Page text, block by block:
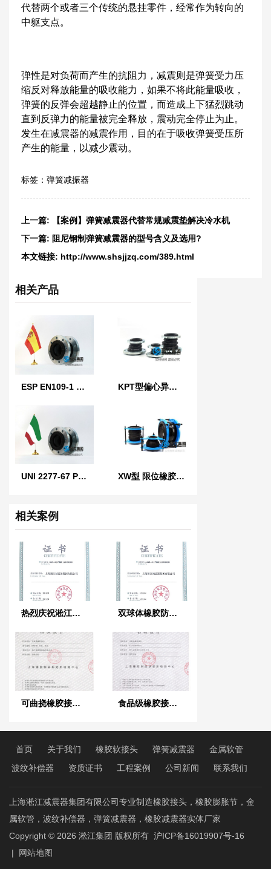
代替两个或者三个传统的悬挂零件，经常作为转向的
中躯支点。
弹性是对负荷而产生的抗阻力，减震则是弹簧受力压
缩反对释放能量的吸收能力，如果不将此能量吸收，
弹簧的反弹会超越静止的位置，而造成上下猛烈跳动
直到反弹力的能量被完全释放，震动完全停止为止。
发生在减震器的减震作用，目的在于吸收弹簧受压所
产生的能量，以减少震动。
标签： 弹簧减振器
上一篇:
【案例】弹簧减震器代替常规减震垫解决冷水机
下一篇: 阻尼钢制弹簧减震器的型号含义及选用?
本文链接: http://www.shsjjzq.com/389.html
相关产品
ESP EN109-1 西班牙标准橡胶膨胀节 KPT型偏心异径橡胶接头
UNI 2277-67 PN10 意大利标准橡胶膨胀节 XW型 限位橡胶接头
相关案例
热烈庆祝淞江集团荣获《上海市安全生产标准证书》 双球体橡胶防震接头安装技巧讲解
可曲挠橡胶接头检验报告 食品级橡胶接头检验报告
首页 关于我们 橡胶软接头 弹簧减震器
金属软管
波纹补偿器
资质证书 工程案例 公司新闻 联系我们
上海淞江减震器集团有限公司专业制造橡胶接头，橡胶膨胀节，金
属软管，波纹补偿器，弹簧减震器，橡胶减震器实体厂家
Copyright © 2026 淞江集团 版权所有 沪ICP备16019907号-16
|
网站地图